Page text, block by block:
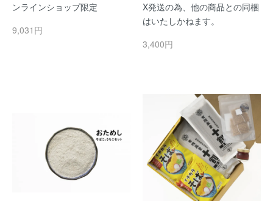
ンラインショップ限定
9,031円
X発送の為、他の商品との同梱
はいたしかねます。
3,400円